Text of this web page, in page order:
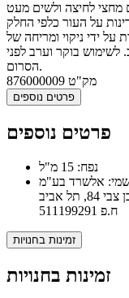
לחיצה ולשים מעט
על העור כלפי החלק
על ידי ניקוי ומריחה של
בוקר וערב לפני
הסרום.
מק"ט 876000009
פרטים נוספים
פרטים נוספים
נפח: 15 מ"ל
אלשרד בע"מ
תל אביב
ח.פ 511199291
זמינות בחנויות
זמינות בחנויות